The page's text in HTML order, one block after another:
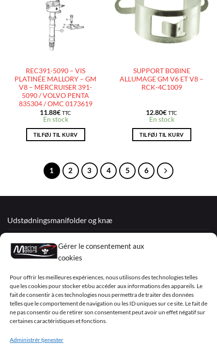
Gérer le consentement aux
cookies
Pour offrir les meilleures expériences, nous utilisons des technologies telles
que les cookies pour stocker et/ou accéder aux informations des appareils. Le
fait de consentir à ces technologies nous permettra de traiter des données
telles que le comportement de navigation ou les ID uniques sur ce site. Le fait de
ne pas consentir ou de retirer son consentement peut avoir un effet négatif sur
certaines caractéristiques et fonctions.
Administrér tjenester
D’ENVIES
REC391-5090 – VIS
PLATINÉE MALLORY – GM
V8 – MERCRUISER 391-
5090 / VOLVO PENTA
835304 / OMC 0173619
11.88€ TTC
En stock
TILFØJ TIL KURV
D’ENVIES
SUPPORT BOBINE
ALLUMAGE GM V6 ET V8 –
RCK-4C1009
12.80€ TTC
En stock
TILFØJ TIL KURV
1 2 3 4 5 6
Udstødningsmanifolder og knæ
Mercruiser
VOLVO PENTA / OMC
My Account